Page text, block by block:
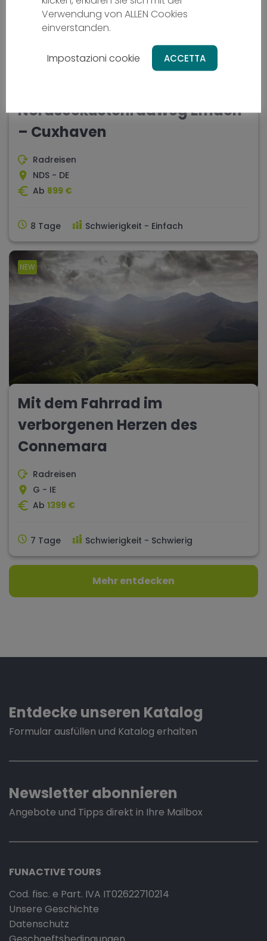
Nordseeküstenradweg Emden
– Cuxhaven
Radreisen
NDS - DE
Ab 899 €
8 Tage Schwierigkeit - Einfach
NEW
Mit dem Fahrrad im
verborgenen Herzen des
Connemara
Radreisen
G - IE
Ab 1399 €
7 Tage Schwierigkeit - Schwierig
Mehr entdecken
Entdecke unseren Katalog
Formular ausfüllen und Katalog erhalten
Newsletter abonnieren
Angebote und Tipps direkt in Ihre Mailbox
FUNACTIVE TOURS
Cod. fisc. e Part. IVA IT02622710214
Unsere Geschichte
Datenschutz
Verwendung von ALLEN Cookies
einverstanden.
Impostazioni cookie ACCETTA